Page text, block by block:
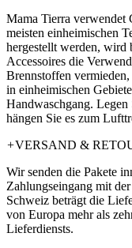
Mama Tierra
meisten einheimischen
hergestellt werden, wird
Accessoires die
Brennstoffen
in einheimischen
Handwaschgang.
hängen Sie es zum
+VERSAND &
Wir senden die Pakete
Zahlungseingang mit
Schweiz beträgt die
von Europa mehr als
Lieferdiensts.